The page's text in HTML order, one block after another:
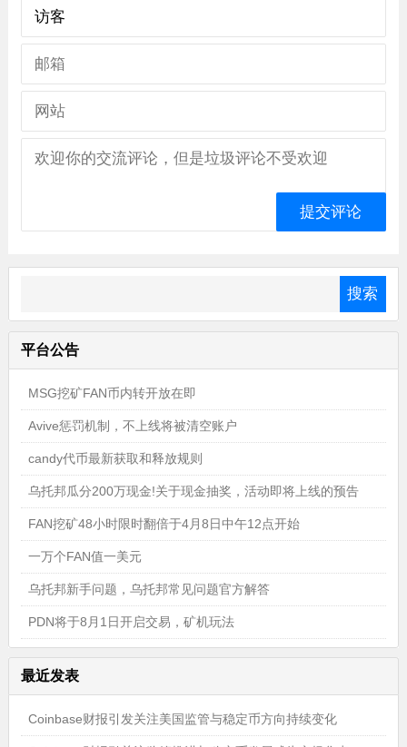
平台公告
MSG挖矿FAN币内转开放在即
Avive惩罚机制，不上线将被清空账户
candy代币最新获取和释放规则
乌托邦瓜分200万现金!关于现金抽奖，活动即将上线的预告
FAN挖矿48小时限时翻倍于4月8日中午12点开始
一万个FAN值一美元
乌托邦新手问题，乌托邦常见问题官方解答
PDN将于8月1日开启交易，矿机玩法
最近发表
Coinbase财报引发关注美国监管与稳定币方向持续变化